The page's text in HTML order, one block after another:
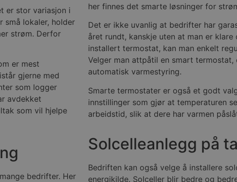
er stor variasjon i
små lokaler, holder
strøm. Derfor
er mest
gjerne med
som logger
avdekket
som vil hjelpe
bedrifter. Her
her finnes det smarte løsninger for
Det er ikke uvanlig at bedrifter har
året rundt, kanskje uten at man er
installert termostat, kan man enkelt
Velger man attpåtil en smart
automatisk varmestyring.
Smarte termostater er også et godt
innstillinger som gjør at temperaturen
arbeidstid, slik at dere har varmen
Solcelleanlegg på
Bedriften kan også velge å installere
energikilde. Solceller blir bedre og